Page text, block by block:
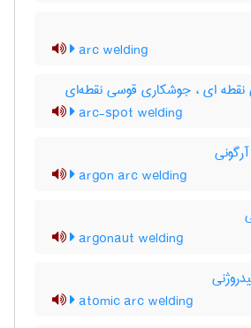
arc welding
ای ، جوشکاری قوسی نقطه‌ای
arc-spot welding
argon arc welding
argonaut welding
atomic arc welding